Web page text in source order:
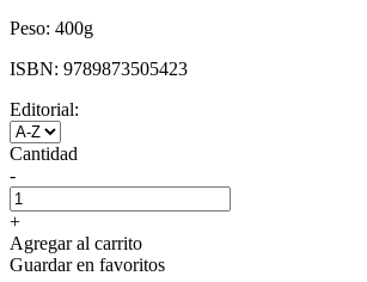
Peso: 400g
ISBN: 9789873505423
Editorial:
Cantidad
-
+
Agregar al carrito
Guardar en favoritos